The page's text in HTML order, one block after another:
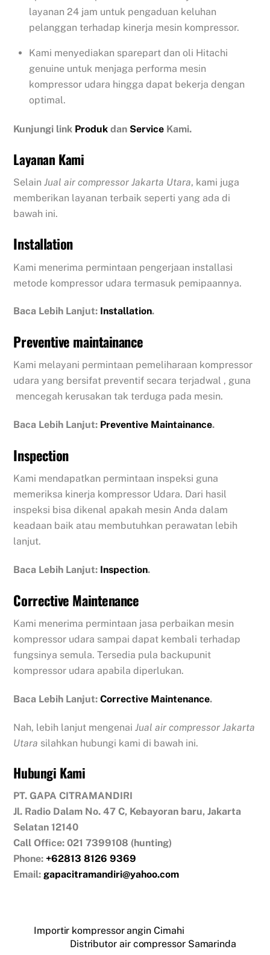
layanan 24 jam untuk pengaduan keluhan
pelanggan terhadap kinerja mesin kompressor.
Kami menyediakan sparepart dan oli Hitachi
genuine untuk menjaga performa mesin
kompressor udara hingga dapat bekerja dengan
optimal.
Kunjungi link Produk dan Service Kami.
Layanan Kami
SelainJual air compressor Jakarta Utara, kami juga
memberikan layanan terbaik seperti yang ada di
bawah ini.
Installation
Kami menerima permintaan pengerjaan installasi
metode kompressor udara termasuk pemipaannya.
Baca Lebih Lanjut: Installation.
Preventive maintainance
Kami melayani permintaan pemeliharaan kompressor
udara yang bersifat preventif secara terjadwal , guna
mencegah kerusakan tak terduga pada mesin.
Baca Lebih Lanjut: Preventive Maintainance.
Inspection
Kami mendapatkan permintaan inspeksi guna
memeriksa kinerja kompressor Udara. Dari hasil
inspeksi bisa dikenal apakah mesin Anda dalam
keadaan baik atau membutuhkan perawatan lebih
lanjut.
Baca Lebih Lanjut: Inspection.
Corrective Maintenance
Kami menerima permintaan jasa perbaikan mesin
kompressor udara sampai dapat kembali terhadap
fungsinya semula. Tersedia pula backupunit
kompressor udara apabila diperlukan.
Baca Lebih Lanjut:Corrective Maintenance.
Nah, lebih lanjut mengenaiJual air compressor Jakarta
Utara silahkan hubungi kami di bawah ini.
Hubungi Kami
PT. GAPA CITRAMANDIRI
Jl. Radio Dalam No. 47 C, Kebayoran baru, Jakarta
Selatan 12140
Call Office: 021 7399108 (hunting)
Phone: +62813 8126 9369
Email: gapacitramandiri@yahoo.com
Importir kompressor angin Cimahi
Distributor air compressor Samarinda